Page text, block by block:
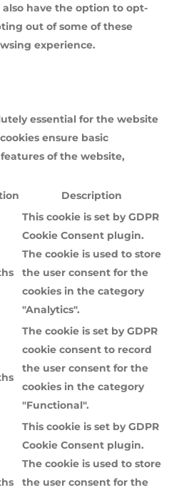
have the option to opt-
out of some of these
experience.
essential for the website
ensure basic
of the website,
Description
This cookie is set by GDPR
Cookie Consent plugin.
The cookie is used to store
the user consent for the
cookies in the category
"Analytics".
The cookie is set by GDPR
cookie consent to record
the user consent for the
cookies in the category
"Functional".
This cookie is set by GDPR
Cookie Consent plugin.
The cookie is used to store
the user consent for the